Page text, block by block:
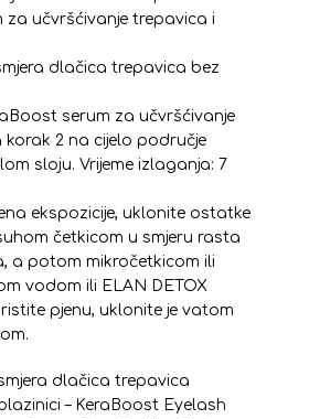
za učvršćivanje trepavica i
dlačica trepavica bez
serum za učvršćivanje
2 na cijelo područje
sloju. Vrijeme izlaganja: 7
ekspozicije, uklonite ostatke
četkicom u smjeru rasta
a potom mikročetkicom ili
vodom ili ELAN DETOX
pjenu, uklonite je vatom
dlačica trepavica
– KeraBoost Eyelash